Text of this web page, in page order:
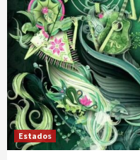
Estados